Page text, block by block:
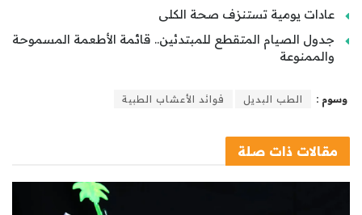
عادات يومية تستنزف صحة الكلى
جدول الصيام المتقطع للمبتدئين.. قائمة الأطعمة المسموحة
والممنوعة
وسوم : الطب البديل فوائد الأعشاب الطبية
مقالات ذات صلة